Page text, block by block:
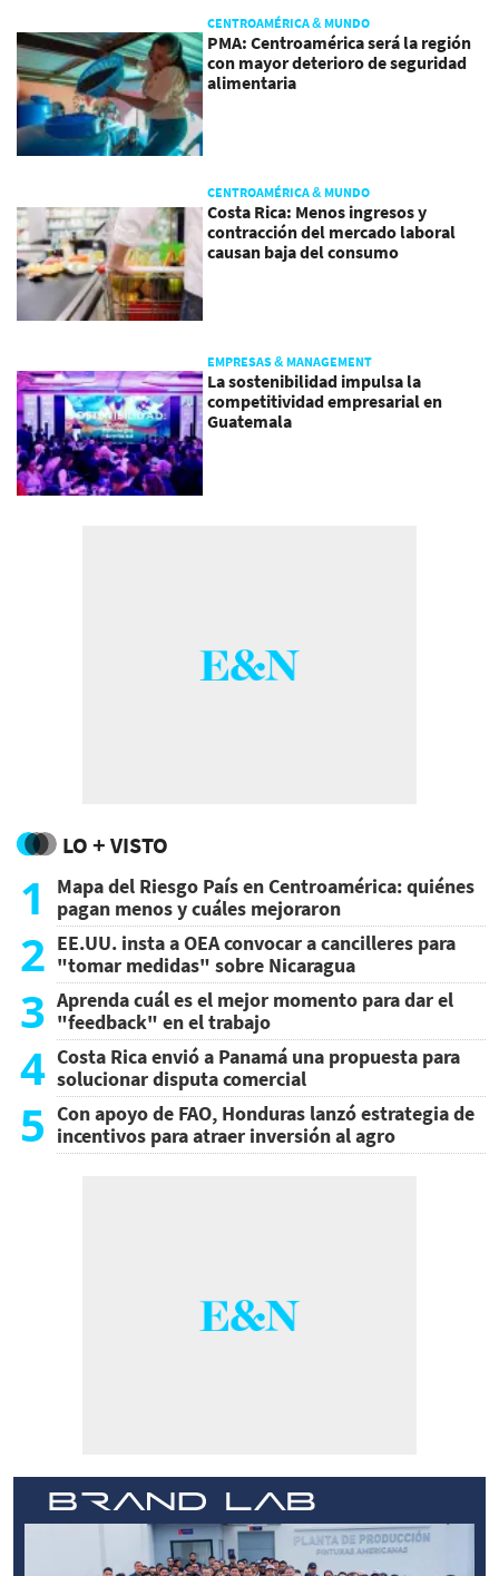
CENTROAMÉRICA & MUNDO
PMA: Centroamérica será la región
con mayor deterioro de seguridad
alimentaria
CENTROAMÉRICA & MUNDO
Costa Rica: Menos ingresos y
contracción del mercado laboral
causan baja del consumo
EMPRESAS & MANAGEMENT
La sostenibilidad impulsa la
competitividad empresarial en
Guatemala
LO + VISTO
1
Mapa del Riesgo País en Centroamérica: quiénes
pagan menos y cuáles mejoraron
2 EE.UU. insta a OEA convocar a cancilleres para
"tomar medidas" sobre Nicaragua
3 Aprenda cuál es el mejor momento para dar el
"feedback" en el trabajo
4 Costa Rica envió a Panamá una propuesta para
solucionar disputa comercial
5 Con apoyo de FAO, Honduras lanzó estrategia de
incentivos para atraer inversión al agro